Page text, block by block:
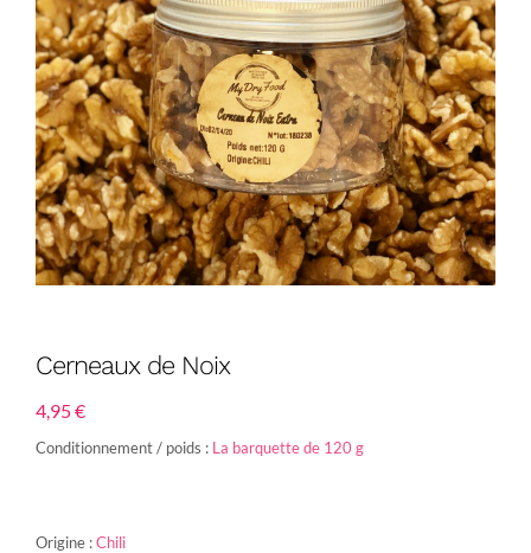
Cerneaux de Noix
4,95€
Conditionnement / poids : La barquette de 120 g
Origine :Chili